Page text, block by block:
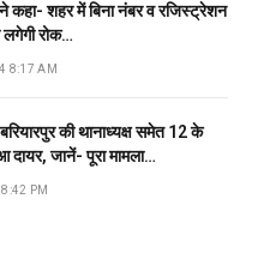
कहा- शहर में बिना नंबर व रजिस्ट्रेशन
लगेगी रोक…
8:17 AM
की थानाध्यक्ष समेत 12 के
दायर, जानें- पूरा मामला…
PM